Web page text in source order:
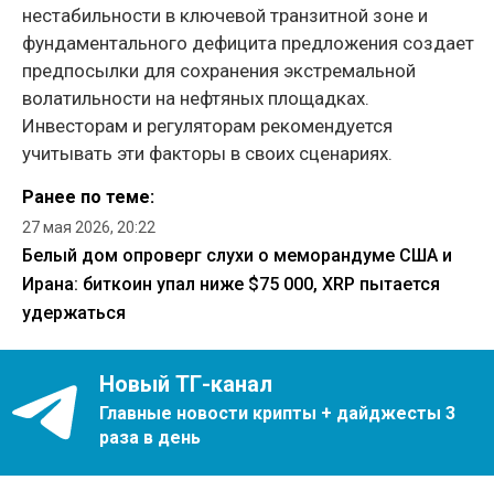
нестабильности в ключевой транзитной зоне и
фундаментального дефицита предложения создает
предпосылки для сохранения экстремальной
волатильности на нефтяных площадках.
Инвесторам и регуляторам рекомендуется
учитывать эти факторы в своих сценариях.
Ранее по теме:
27 мая 2026, 20:22
Белый дом опроверг слухи о меморандуме США и
Ирана: биткоин упал ниже $75 000, XRP пытается
удержаться
Новый ТГ-канал
Главные новости крипты + дайджесты 3
раза в день